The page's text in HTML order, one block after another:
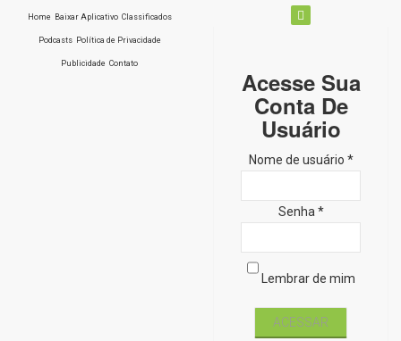
Home Baixar Aplicativo Classificados
Podcasts Política de Privacidade
Publicidade Contato
Acesse Sua
Conta De
Usuário
Nome de usuário *
Senha *
Lembrar de mim